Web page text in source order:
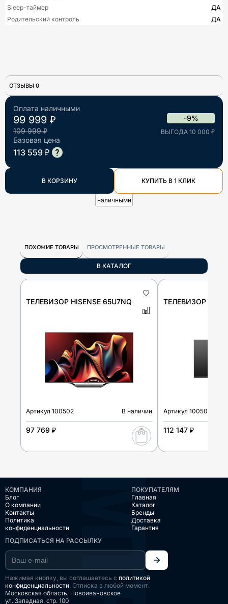
Оплата наличными
99 999 ₽
109 999 ₽
-9%
ВЫГОДА 10 000 ₽
Базовая цена
113 559 ₽
В КОРЗИНУ КУПИТЬ В 1 КЛИК
наличными
Sleep-таймер
ДА
Родительский контроль
ДА
ОТЗЫВЫ 0
ПОХОЖИЕ ТОВАРЫ ПРОСМОТРЕННЫЕ ТОВАРЫ
В КАТАЛОГ
ТЕЛЕВИЗОР HISENSE 65U7NQ
Артикул 100502 В наличии
97 769 ₽
ТЕЛЕВИЗОР
Артикул 100503
112 147 ₽
КОМПАНИЯ
Блог
О компании
Контакты
Политика
конфиденциальности
ПОКУПАТЕЛЯМ
Главная
Каталог
Бренды
Доставка
Гарантия
ПОДПИСАТЬСЯ НА РАССЫЛКУ
Нажимая кнопку, вы соглашаетесь с политикой
конфиденциальности. Отписка в любой момент.
Московская область, Новоивановское
ул. Западная, стр. 100